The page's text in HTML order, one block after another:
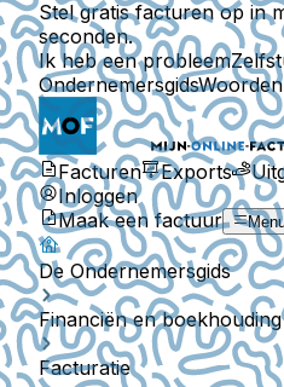
Stel gratis facturen op in
seconden.
Ik heb een probleem
Ondernemersgids
Facturen Exports
Inloggen
Maak een factuur
De Ondernemersgids
Financiën en boekhouding
Facturatie